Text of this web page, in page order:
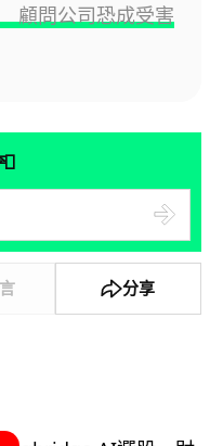
顧問公司恐成受害
📮
分享